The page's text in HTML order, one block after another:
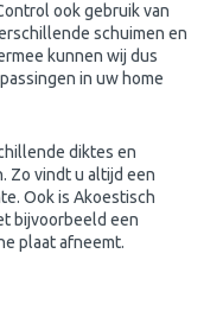
ook gebruik van
schuimen en
kunnen wij dus
in uw home
diktes en
Zo vindt u altijd een
Ook is Akoestisch
bijvoorbeeld een
plaat afneemt.